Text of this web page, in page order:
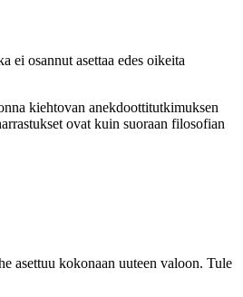
ei osannut asettaa edes oikeita
kiehtovan anekdoottitutkimuksen
ovat kuin suoraan filosofian
asettuu kokonaan uuteen valoon. Tule